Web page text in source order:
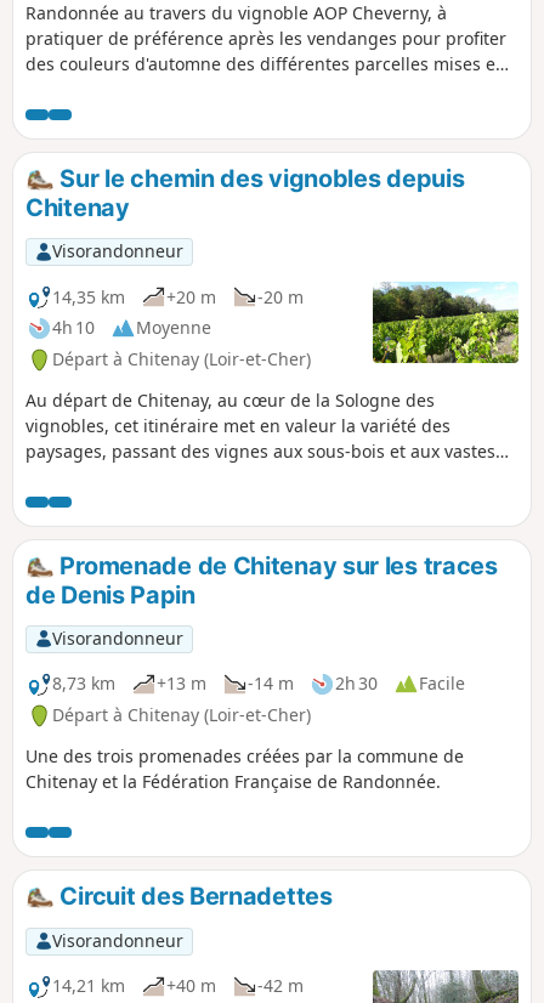
Randonnée au travers du vignoble AOP Cheverny, à
pratiquer de préférence après les vendanges pour profiter
des couleurs d'automne des différentes parcelles mises en
Sur le chemin des vignobles depuis
Chitenay
Visorandonneur
14,35 km
+20 m
-20 m
4h 10
Moyenne
Départ à Chitenay (Loir-et-Cher)
Au départ de Chitenay, au cœur de la Sologne des
vignobles, cet itinéraire met en valeur la variété des
paysages, passant des vignes aux sous-bois et aux vastes
faire de préférence en automne lorsque la palette de
couleur des différents cépages s'étend du jaune d'or au
rouge carmin en passant par le vert et l'orangé.
Promenade de Chitenay sur les traces
de Denis Papin
Visorandonneur
8,73 km
+13 m -14 m 2h 30
Facile
Départ à Chitenay (Loir-et-Cher)
Une des trois promenades créées par la commune de
Chitenay et la Fédération Française de Randonnée.
Circuit des Bernadettes
Visorandonneur
14,21 km
+40 m -42 m